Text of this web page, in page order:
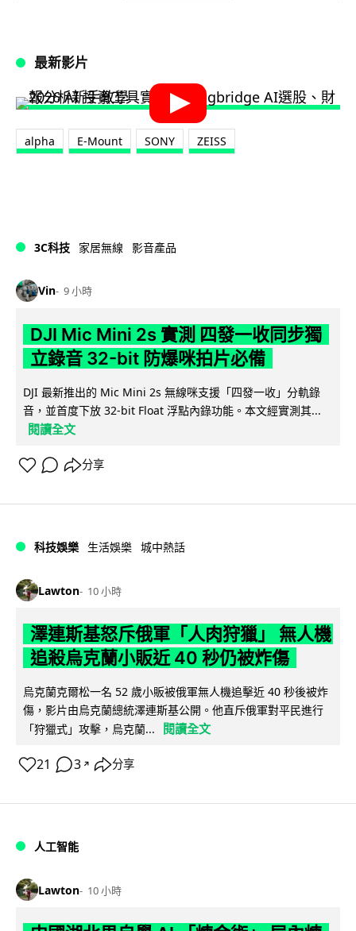
最新影片
alpha E-Mount SONY ZEISS
3C科技 家居無線 影音產品
Vin 9 小時
DJI Mic Mini 2s 實測 四發一收同步獨
立錄音 32-bit 防爆咪拍片必備
DJI 最新推出的 Mic Mini 2s 無線咪支援「四發一收」分軌錄
音，並首度下放 32-bit Float 浮點內錄功能。本文經實測其...
閱讀全文
分享
科技娛樂 生活娛樂 城中熱話
Lawton 10 小時
澤連斯基怒斥俄軍「人肉狩獵」 無人機
追殺烏克蘭小販近 40 秒仍被炸傷
烏克蘭克爾松一名 52 歲小販被俄軍無人機追擊近 40 秒後被炸
傷，影片由烏克蘭總統澤連斯基公開。他直斥俄軍對平民進行
「狩獵式」攻擊，烏克蘭...
閱讀全文
21 3 ↗ 分享
人工智能
Lawton 10 小時